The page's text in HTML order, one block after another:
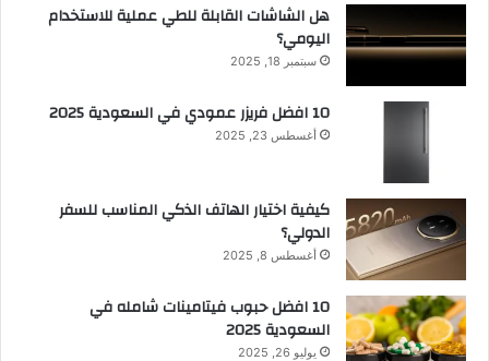
هل الشاشات القابلة للطي عملية للاستخدام
اليومي؟
سبتمبر 18, 2025
10 افضل فريزر عمودي​ في السعودية​ 2025
أغسطس 23, 2025
كيفية اختيار الهاتف الذكي المناسب للسفر
الدولي؟
أغسطس 8, 2025
10 افضل حبوب فيتامينات شامله​ في
السعودية 2025
يوليو 26, 2025